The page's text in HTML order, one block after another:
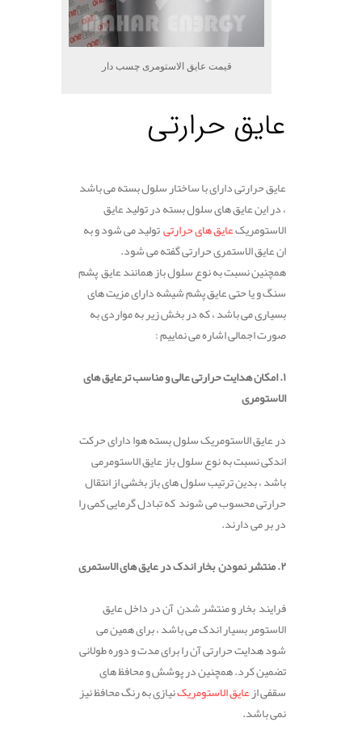
قیمت عایق الاستومری چسب دار
عایق حرارتی
عایق حرارتی دارای با ساختار سلول بسته می باشد
، در این عایق های سلول بسته در تولید عایق
الاستومریکعایق های حرارتیتولید می شود و به
ان عایق الاستمری حرارتی گفته می شود.
همچنین نسبت به نوع سلول باز همانند عایق پشم
سنگ و یا حتی عایق پشم شیشه دارای مزیت های
بسیاری می باشد ، که در بخش زیر به مواردی به
صورت اجمالی اشاره می نماییم :
۱. امکان هدایت حرارتی عالی و مناسب ترعایق های
الاستومری
در عایق الاستومریک سلول بسته هوا دارای حرکت
اندکی نسبت به نوع سلول باز عایق الاستومرمی
باشد ، بدین ترتیب سلول های باز بخشی از انتقال
حرارتی محسوب می شوند که تبادل گرمایی کمی را
در بر می دارند.
۲. منتشر نمودن بخار اندک در عایق های الاستمری
فرایند بخار و منتشر شدن آن در داخل عایق
الاستومر بسیار اندک می باشد ، برای همین می
شود هدایت حرارتی آن را برای مدت و دوره طولانی
تضمین کرد. همچنین در پوشش و محافظ های
سقفی ازعایق الاستومریکنیازی به رنگ محافظ نیز
نمی باشد.